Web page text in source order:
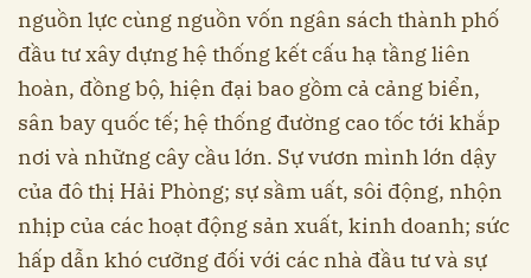
nguồn lực cùng nguồn vốn ngân sách thành phố
đầu tư xây dựng hệ thống kết cấu hạ tầng liên
hoàn, đồng bộ, hiện đại bao gồm cả cảng biển,
sân bay quốc tế; hệ thống đường cao tốc tới khắp
nơi và những cây cầu lớn. Sự vươn mình lớn dậy
của đô thị Hải Phòng; sự sầm uất, sôi động, nhộn
nhịp của các hoạt động sản xuất, kinh doanh; sức
hấp dẫn khó cưỡng đối với các nhà đầu tư và sự